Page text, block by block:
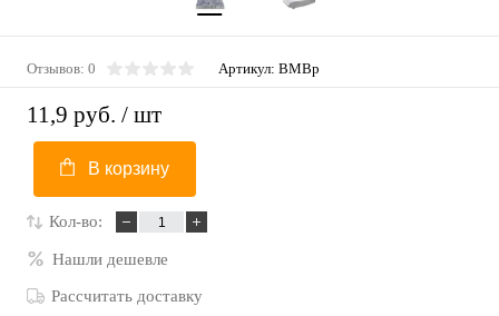
Отзывов: 0 Артикул: BMBp
11,9 руб. / шт
В корзину
Кол-во:
Нашли дешевле
Рассчитать доставку